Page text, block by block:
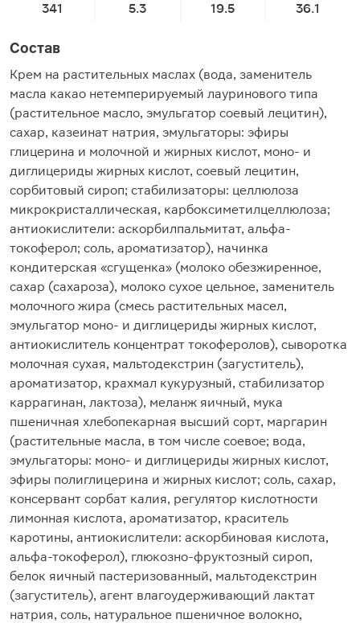
341 5.3 19.5 36.1
Состав
Крем на растительных маслах (вода, заменитель
масла какао нетемперируемый лауринового типа
(растительное масло, эмульгатор соевый лецитин),
сахар, казеинат натрия, эмульгаторы: эфиры
глицерина и молочной и жирных кислот, моно- и
диглицериды жирных кислот, соевый лецитин,
сорбитовый сироп; стабилизаторы: целлюлоза
микрокристаллическая, карбоксиметилцеллюлоза;
антиокислители: аскорбилпальмитат, альфа-
токоферол; соль, ароматизатор), начинка
кондитерская «сгущенка» (молоко обезжиренное,
сахар (сахароза), молоко сухое цельное, заменитель
молочного жира (смесь растительных масел,
эмульгатор моно- и диглицериды жирных кислот,
антиокислитель концентрат токоферолов), сыворотка
молочная сухая, мальтодекстрин (загуститель),
ароматизатор, крахмал кукурузный, стабилизатор
каррагинан, лактоза), меланж яичный, мука
пшеничная хлебопекарная высший сорт, маргарин
(растительные масла, в том числе соевое; вода,
эмульгаторы: моно- и диглицериды жирных кислот,
эфиры полиглицерина и жирных кислот; соль, сахар,
консервант сорбат калия, регулятор кислотности
лимонная кислота, ароматизатор, краситель
каротины, антиокислители: аскорбиновая кислота,
альфа-токоферол), глюкозно-фруктозный сироп,
белок яичный пастеризованный, мальтодекстрин
(загуститель), агент влагоудерживающий лактат
натрия, соль, натуральное пшеничное волокно,